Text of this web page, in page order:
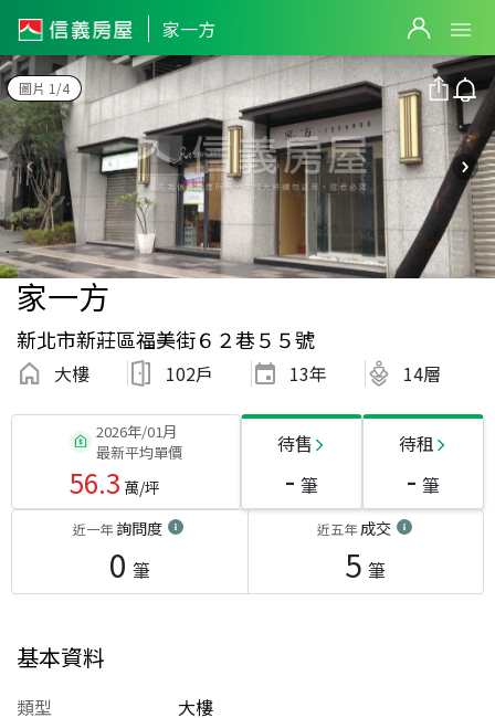
家一方
圖片 1/4
家一方
新北市新莊區福美街６２巷５５號
大樓 102戶 13年 14層
2026年/01月
最新平均單價
56.3 萬/坪
待售
- 筆
待租
- 筆
近一年詢問度
0 筆
近五年成交
5 筆
基本資料
類型
大樓